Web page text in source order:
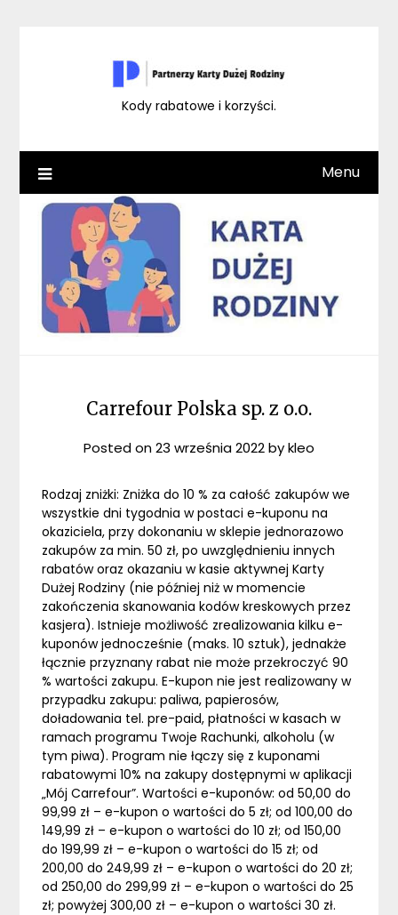
Kody rabatowe i korzyści.
Menu
Carrefour Polska sp. z o.o.
Posted on23 września 2022bykleo
Rodzaj zniżki: Zniżka do 10 % za całość zakupów we
wszystkie dni tygodnia w postaci e-kuponu na
okaziciela, przy dokonaniu w sklepie jednorazowo
zakupów za min. 50 zł, po uwzględnieniu innych
rabatów oraz okazaniu w kasie aktywnej Karty
Dużej Rodziny (nie później niż w momencie
zakończenia skanowania kodów kreskowych przez
kasjera). Istnieje możliwość zrealizowania kilku e-
kuponów jednocześnie (maks. 10 sztuk), jednakże
łącznie przyznany rabat nie może przekroczyć 90
% wartości zakupu. E-kupon nie jest realizowany w
przypadku zakupu: paliwa, papierosów,
doładowania tel. pre-paid, płatności w kasach w
ramach programu Twoje Rachunki, alkoholu (w
tym piwa). Program nie łączy się z kuponami
rabatowymi 10% na zakupy dostępnymi w aplikacji
„Mój Carrefour”. Wartości e-kuponów: od 50,00 do
99,99 zł – e-kupon o wartości do 5 zł; od 100,00 do
149,99 zł – e-kupon o wartości do 10 zł; od 150,00
do 199,99 zł – e-kupon o wartości do 15 zł; od
200,00 do 249,99 zł – e-kupon o wartości do 20 zł;
od 250,00 do 299,99 zł – e-kupon o wartości do 25
zł; powyżej 300,00 zł – e-kupon o wartości 30 zł.